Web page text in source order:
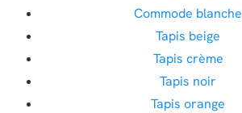
Commode blanche
Tapis beige
Tapis crème
Tapis noir
Tapis orange